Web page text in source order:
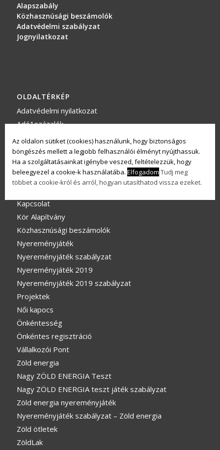
Alapszabály
Közhasznúsági beszámolók
Adatvédelmi szabályzat
Jognyilatkozat
OLDALTÉRKÉP
Adatvédelmi nyilatkozat
Adó1százalék
Építs közösséget – intézményszépítő pályázat
Pályázati kiírás – intézményi
Események
Fenntarthatóság MindenKOR
Kapcsolat
Kör Alapítvány
Közhasznúsági beszámolók
Nyereményjáték
Nyereményjáték szabályzat
Nyereményjáték 2019
Nyereményjáték 2019 szabályzat
Projektek
Női kapocs
Önkéntesség
Önkéntes regisztráció
Vállalkozói Pont
Zöld energia
Nagy ZÖLD ENERGIA Teszt
Nagy ZÖLD ENERGIA teszt játék szabályzat
Zöld energia nyereményjáték
Nyereményjáték szabályzat – Zöld energia
Zöld ötletek
ZöldLak
Az oldalon sütiket (cookies) használunk, hogy biztonságos
böngészés mellett a legjobb felhasználói élményt nyújthassuk.
Ha a szolgáltatásainkat igénybe veszed, feltételezzük, hogy
beleegyezel a cookie-k használatába. Elfogadom Tudj meg
többet a cookie-król és arról, hogyan utasíthatod vissza ezeket.